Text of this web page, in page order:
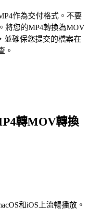
作為交付格式。不要
將您的MP4轉換為MOV
並確保您提交的檔案在
。
轉MOV轉換
和iOS上流暢播放。